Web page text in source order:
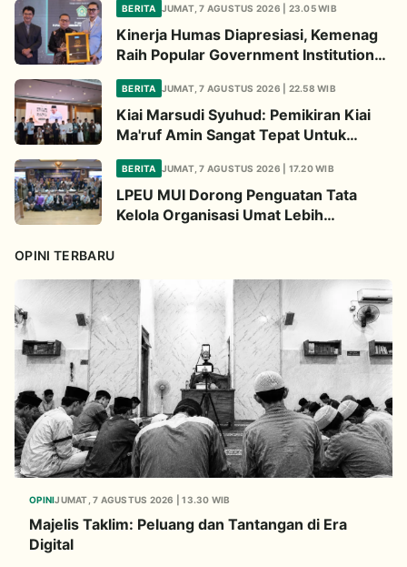
BERITA JUMAT, 7 AGUSTUS 2026 | 23.05 WIB
Kinerja Humas Diapresiasi, Kemenag
Raih Popular Government Institutions
BERITA JUMAT, 7 AGUSTUS 2026 | 22.58 WIB
Kiai Marsudi Syuhud: Pemikiran Kiai
Ma'ruf Amin Sangat Tepat Untuk
BERITA JUMAT, 7 AGUSTUS 2026 | 17.20 WIB
LPEU MUI Dorong Penguatan Tata
Kelola Organisasi Umat Lebih
OPINI TERBARU
OPINIJUMAT, 7 AGUSTUS 2026 | 13.30 WIB
Majelis Taklim: Peluang dan Tantangan di Era
Digital